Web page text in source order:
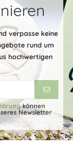
verpasse keine
rund um
hochwertigen
können
Newsletter